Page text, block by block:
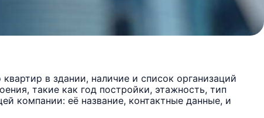
в здании, наличие и список организаций
такие как год постройки, этажность, тип
компании: её название, контактные данные, и